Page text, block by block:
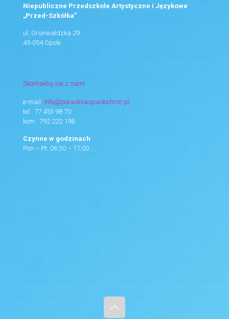
Niepubliczne Przedszkole Artystyczne i Językowe
„Przed-Szkółka”
ul. Grunwaldzka 29
45-054 Opole
Skontaktuj się z nami
e-mail: info@poradniaspadochron.pl
tel.: 77 453 98 70
kom.: 792 222 198
Czynne w godzinach
Pon – Pt. 06:30 – 17:00